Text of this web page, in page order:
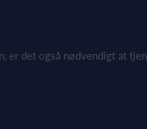
er det også nødvendigt at